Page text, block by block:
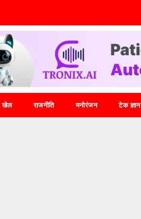
खेल राजनीति मनोरंजन टेक ज्ञान